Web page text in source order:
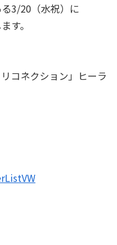
3/20（水祝）に
す。
コネクション」ヒーラ